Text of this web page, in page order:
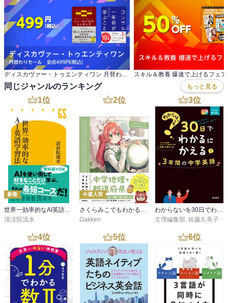
算数が得意な子の６つの特徴
①観察力が鋭い
②頭の中で処理できることが多い
③人の話をきちんと聞く
④問題意識を持つ
⑤コツコツ努力できる
⑥自分なりの考え方を大事にする
第1章 算数を「苦手」にさせない
算数が苦手になるのは、いつから?
算数の力を伸ばすのに 「数的センス」は必要?
算数は「思考」と「習得」の両方大事
算数で必要な「思考力」とは?
こつこつ型、ひらめき型2つの学習タイプ
積み上げ教科だから、つまずき部分がわかる
算数と受験算数は違う
算数はメンタルが大事な教科
第2章 算数の「思考力」を育む接し方
接し方のコツ② 子どもの興味関心を大事にする
接し方のコツ③ 学ぶ楽しさを伝える
接し方のコツ④ 競争心をくすぐる
接し方のコツ⑤ 適切に子どもを困らせる
接し方のコツ⑥ 十分なコミュニケーションをとる
ディスカヴァー・トゥエンティワン 月替わりセール 全点499円(税込) スキル＆教養 爆速で上げるフェア
同じジャンルのランキング もっと見る
1位
新着
世界一効率的なAI英語学習法
清涼院流水
2位
今週入荷
さくらみこでもわかる中学地理＋都道府県
Gakken
3位
わからないを30日でわかるにかえる 3年間の中学英語
文理編集部, 佐藤久美子
4位 5位 6位